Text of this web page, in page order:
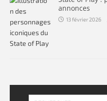
annonces
13 février 2026